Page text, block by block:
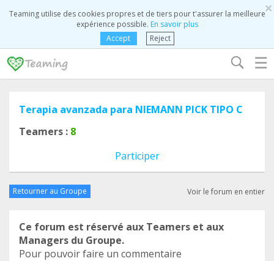
×
Teaming utilise des cookies propres et de tiers pour t'assurer la meilleure
expérience possible. En savoir plus
Accept
Reject
☰
Terapia avanzada para NIEMANN PICK TIPO C
Teamers : 8
Participer
Retourner au Groupe Voir le forum en entier
Ce forum est réservé aux Teamers et aux
Managers du Groupe.
Pour pouvoir faire un commentaire